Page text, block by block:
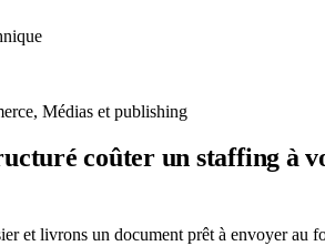
Médias et publishing
coûter un staffing à
et livrons un document prêt à envoyer au